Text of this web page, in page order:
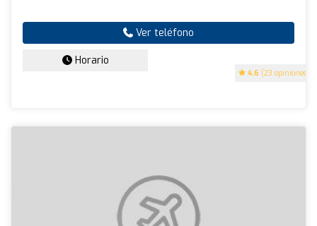
4.6 (23 opiniones)
Ver teléfono
Horario